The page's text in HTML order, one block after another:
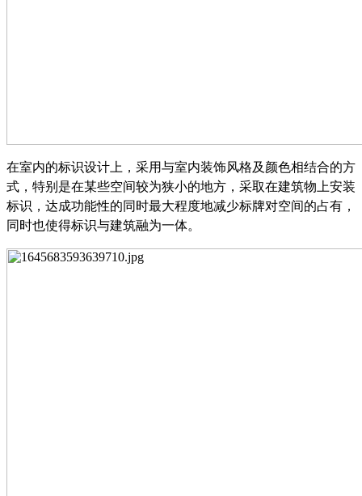
在室内的标识设计上，采用与室内装饰风格及颜色相结合的方
式，特别是在某些空间较为狭小的地方，采取在建筑物上安装
标识，达成功能性的同时最大程度地减少标牌对空间的占有，
同时也使得标识与建筑融为一体。